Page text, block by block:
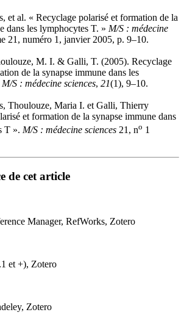
et al. « Recyclage polarisé et formation de la
dans les lymphocytes T. » M/S : médecine
21, numéro 1, janvier 2005, p. 9–10.
M. I. & Galli, T. (2005). Recyclage
de la synapse immune dans les
M/S : médecine sciences, 21(1), 9–10.
Thoulouze, Maria I. et Galli, Thierry
et formation de la synapse immune dans
T ». M/S : médecine sciences 21, no 1
de cet article
Manager, RefWorks, Zotero
et +), Zotero
Zotero